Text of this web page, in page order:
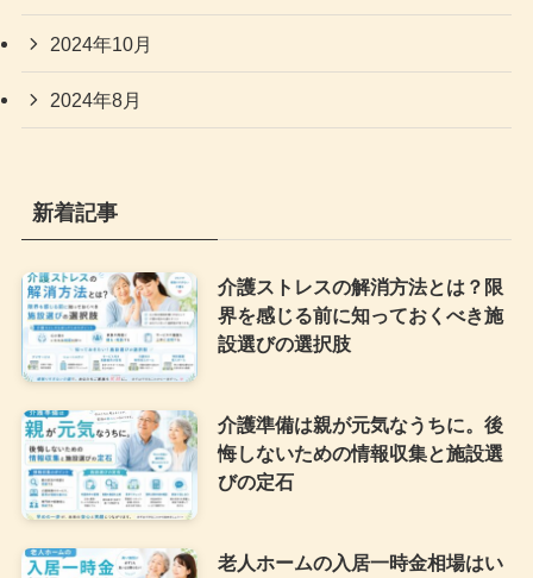
2024年10月
2024年8月
新着記事
介護ストレスの解消方法とは？限
界を感じる前に知っておくべき施
設選びの選択肢
介護準備は親が元気なうちに。後
悔しないための情報収集と施設選
びの定石
老人ホームの入居一時金相場はい